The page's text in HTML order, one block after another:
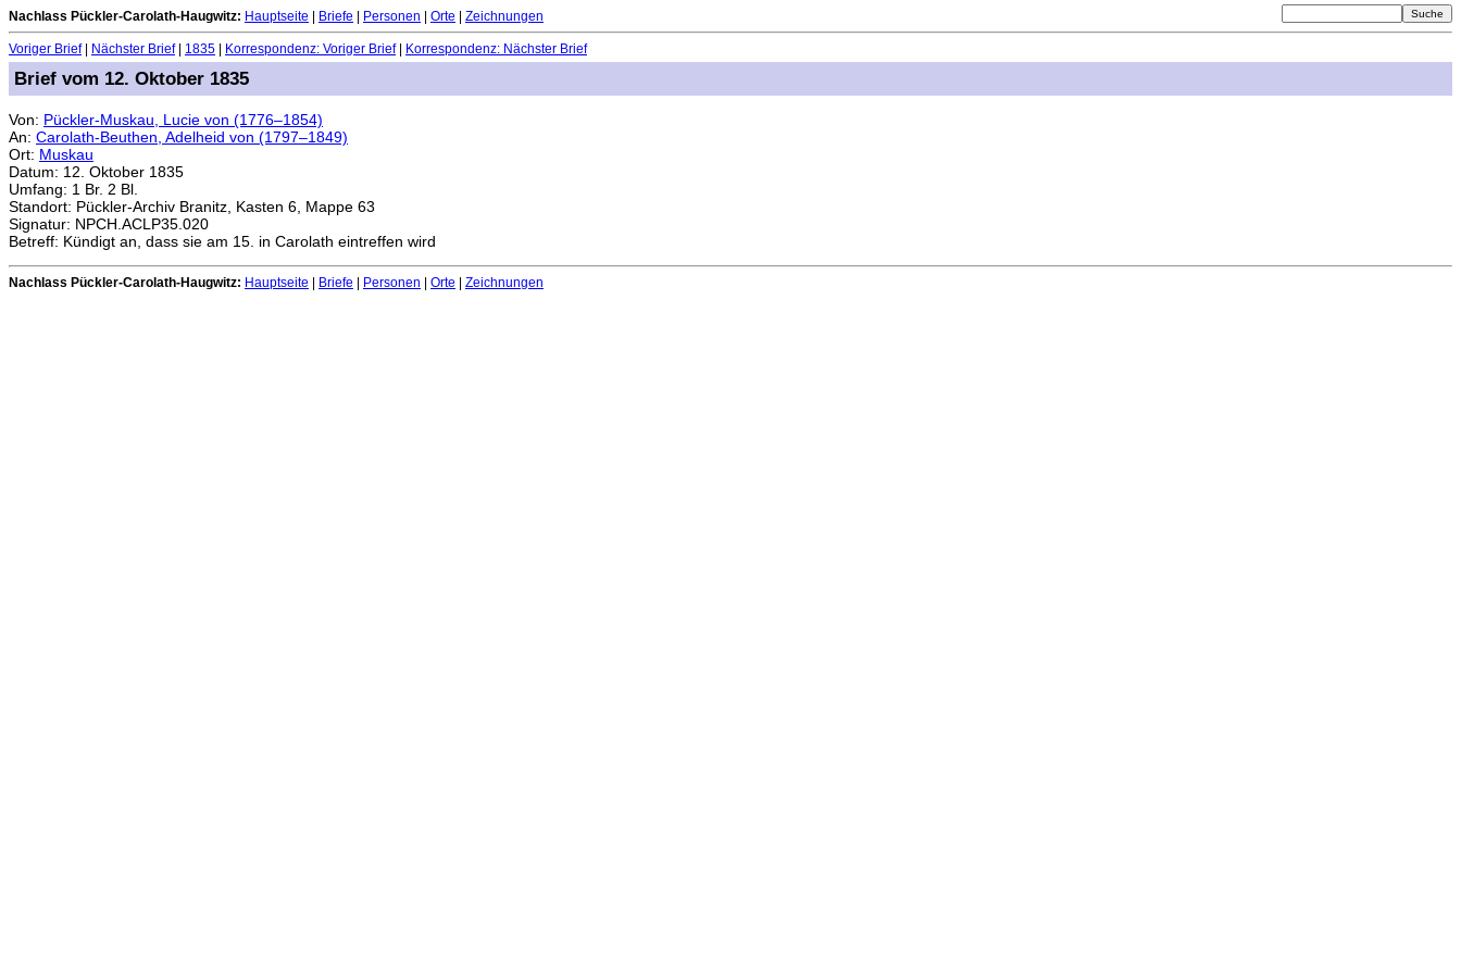
Nachlass Pückler-Carolath-Haugwitz: Hauptseite Briefe Personen Orte Zeichnungen
Voriger Brief| Nächster Brief| 1835 Korrespondenz: Voriger Brief| Korrespondenz: Nächster Brief
Brief vom 12. Oktober 1835
Von: Pückler-Muskau, Lucie von (1776–1854)
An: Carolath-Beuthen, Adelheid von (1797–1849)
Ort: Muskau
Datum: 12. Oktober 1835
Umfang: 1 Br. 2 Bl.
Standort: Pückler-Archiv Branitz, Kasten 6, Mappe 63
Signatur: NPCH.ACLP35.020
Betreff: Kündigt an, dass sie am 15. in Carolath eintreffen wird
Nachlass Pückler-Carolath-Haugwitz: Hauptseite Briefe Personen Orte Zeichnungen